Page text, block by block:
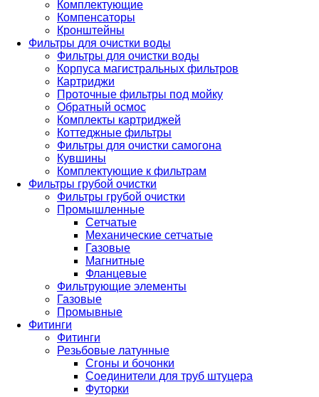
Комплектующие
Компенсаторы
Кронштейны
Фильтры для очистки воды
Фильтры для очистки воды
Корпуса магистральных фильтров
Картриджи
Проточные фильтры под мойку
Обратный осмос
Комплекты картриджей
Коттеджные фильтры
Фильтры для очистки самогона
Кувшины
Комплектующие к фильтрам
Фильтры грубой очистки
Фильтры грубой очистки
Промышленные
Сетчатые
Механические сетчатые
Газовые
Магнитные
Фланцевые
Фильтрующие элементы
Газовые
Промывные
Фитинги
Фитинги
Резьбовые латунные
Сгоны и бочонки
Соединители для труб штуцера
Футорки